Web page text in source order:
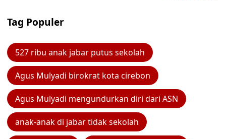
Tag Populer
527 ribu anak jabar putus sekolah
Agus Mulyadi birokrat kota cirebon
Agus Mulyadi mengundurkan diri dari ASN
anak-anak di jabar tidak sekolah